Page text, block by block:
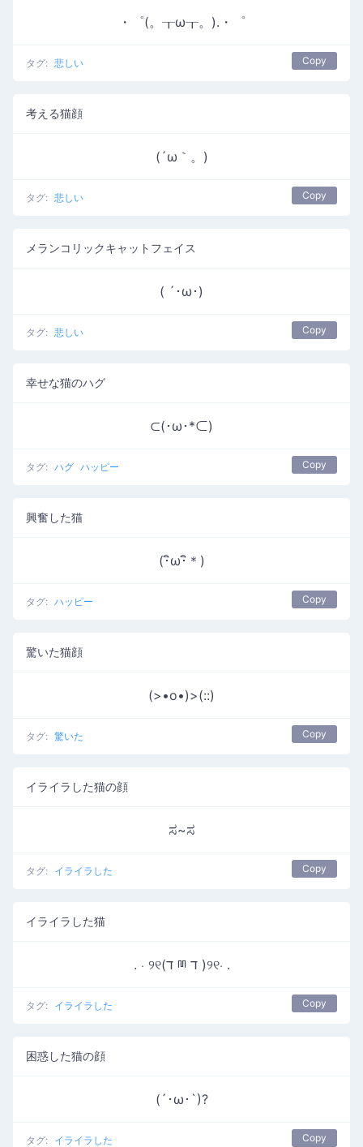
・゜(。┰ω┰。).・゜
タグ: 悲しい Copy
考える猫顔
(´ω｀。)
タグ: 悲しい Copy
メランコリックキャットフェイス
( ´･ω･)
タグ: 悲しい Copy
幸せな猫のハグ
⊂(･ω･*⊂)
タグ: ハグ ハッピー Copy
興奮した猫
(･ิω･ิ＊)
タグ: ハッピー Copy
驚いた猫顔
(>•o•)>(::)
タグ: 驚いた Copy
イライラした猫の顔
ಸ~ಸ
タグ: イライラした Copy
イライラした猫
. ⋅ ୨୧(ד ྊ ד )୨୧⋅ .
タグ: イライラした Copy
困惑した猫の顔
(´･ω･`)?
タグ: イライラした Copy